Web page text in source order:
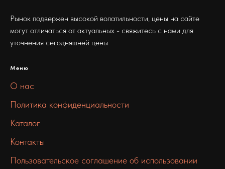
Рынок подвержен высокой волатильности, цены на сайте
могут отличаться от актуальных - свяжитесь с нами для
уточнения сегодняшней цены
Меню
О нас
Политика конфиденциальности
Каталог
Контакты
Пользовательское соглашение об использовании